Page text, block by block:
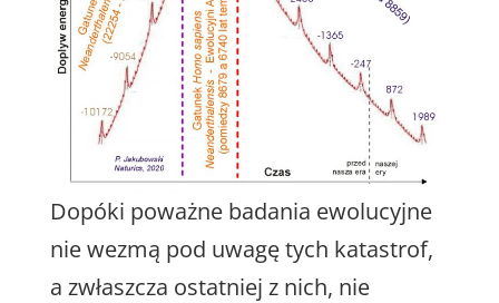
Dopóki poważne badania ewolucyjne
nie wezmą pod uwagę tych katastrof,
a zwłaszcza ostatniej z nich, nie